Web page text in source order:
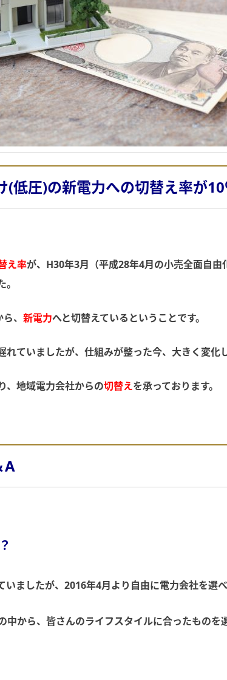
低圧)の新電力への切替え率が10
え率が、H30年3月（平成28年4月の小売全面自
、 新電力へと切替えているということです。
ていましたが、仕組みが整った今、大きく変化
、地域電力会社からの切替えを承っております。
A
ましたが、2016年4月より自由に電力会社を選
から、皆さんのライフスタイルに合ったものを